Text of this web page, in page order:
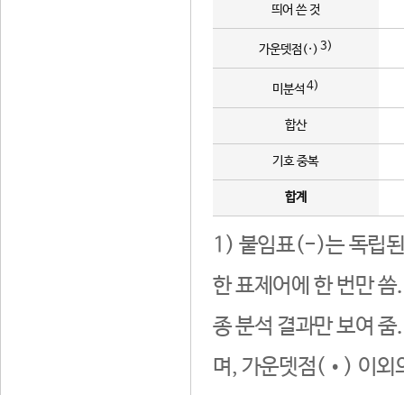
띄어 쓴 것
가운뎃점(·) 3)
미분석 4)
합산
기호 중복
합계
1) 붙임표(-)는 독립된
한 표제어에 한 번만
종 분석 결과만 보여
며, 가운뎃점(•) 이외